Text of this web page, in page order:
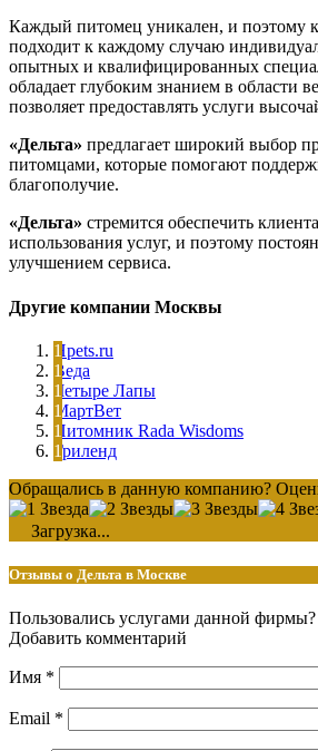
Каждый питомец уникален, и поэтому
подходит к каждому случаю
опытных и квалифицированных
обладает глубоким знанием в области
позволяет предоставлять услуги
«Дельта» предлагает широкий выбор
питомцами, которые помогают
благополучие.
«Дельта» стремится обеспечить
использования услуг, и поэтому
улучшением сервиса.
Другие компании Москвы
Hpets.ru
Веда
Четыре Лапы
МартВет
Питомник Rada Wisdoms
Гриленд
Обращались в данную компанию?
Загрузка...
Отзывы о Дельта в Москве
Пользовались услугами данной фирмы?
Добавить комментарий
Имя *
Email *